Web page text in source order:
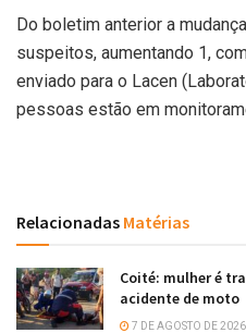
Do boletim anterior a
suspeitos, aumentando 1,
enviado para o Lacen
pessoas estão em
Relacionadas Matérias
Coité: mulher é
acidente de moto
7 DE AGOSTO DE 2026